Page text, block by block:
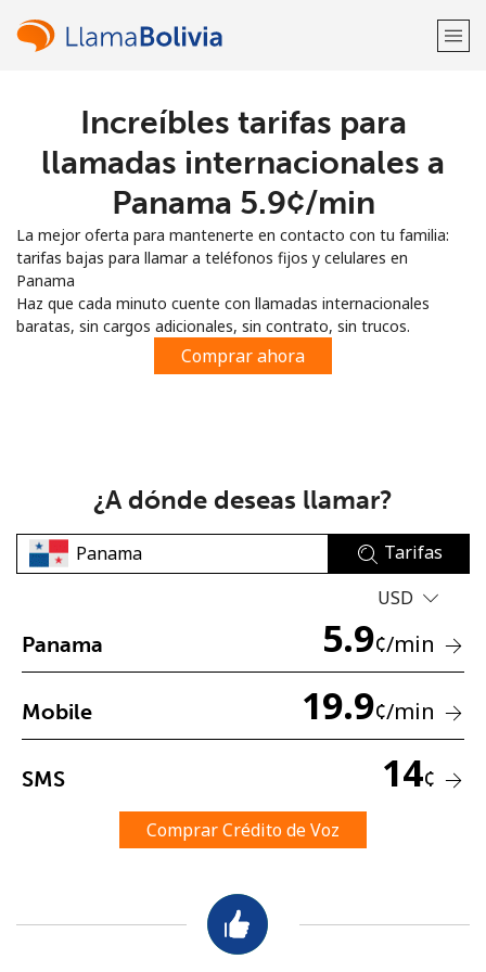
¡Bienvenido!
Regístrate con
o
No se ha creado una contraseña
Una letra mayúscula y una minúscula
Un número
Mantente en contacto para recibir nuestras mejores
Increíbles tarifas para
llamadas internacionales a
Panama ⁦5.9¢⁩/min
La mejor oferta para mantenerte en contacto con tu familia:
tarifas bajas para llamar a teléfonos fijos y celulares en
Panama
Haz que cada minuto cuente con llamadas internacionales
baratas, sin cargos adicionales, sin contrato, sin trucos.
Comprar ahora
¿A dónde deseas llamar?
Tarifas
USD
Panama 5.9¢/min
Mobile 19.9¢/min
SMS 14¢
Comprar Crédito de Voz